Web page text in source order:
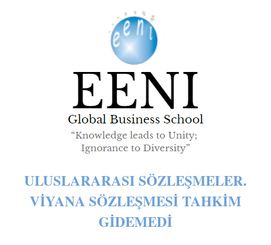
ULUSLARARASI SÖZLEŞMELER.
VIYANA SÖZLEŞMESI TAHKIM
GIDEMEDI